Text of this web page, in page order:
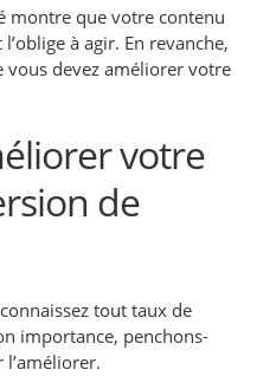
montre que votre contenu
à agir. En revanche,
devez améliorer votre
votre
de
tout taux de
importance, penchons-